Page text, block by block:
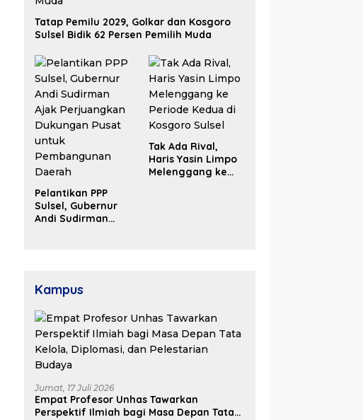
Tatap Pemilu 2029, Golkar dan Kosgoro
Sulsel Bidik 62 Persen Pemilih Muda
Pelantikan PPP
Sulsel, Gubernur
Andi Sudirman
Daerah
Tak Ada Rival,
Haris Yasin Limpo
Melenggang ke
Kampus
Jumat, 17 Juli 2026
Empat Profesor Unhas Tawarkan
Perspektif Ilmiah bagi Masa Depan Tata